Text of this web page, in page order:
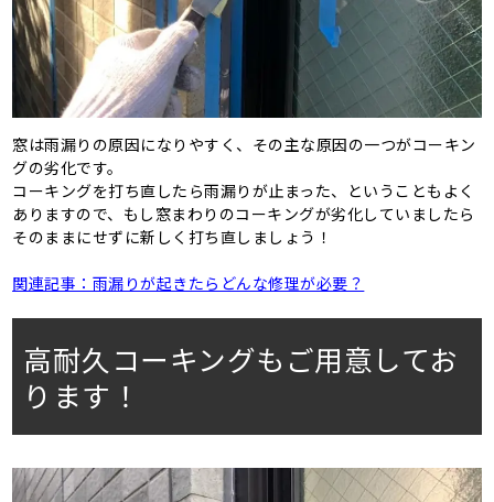
窓は雨漏りの原因になりやすく、その主な原因の一つがコーキン
グの劣化です。
コーキングを打ち直したら雨漏りが止まった、ということもよく
ありますので、もし窓まわりのコーキングが劣化していましたら
そのままにせずに新しく打ち直しましょう！
関連記事：雨漏りが起きたらどんな修理が必要？
高耐久コーキングもご用意してお
ります！